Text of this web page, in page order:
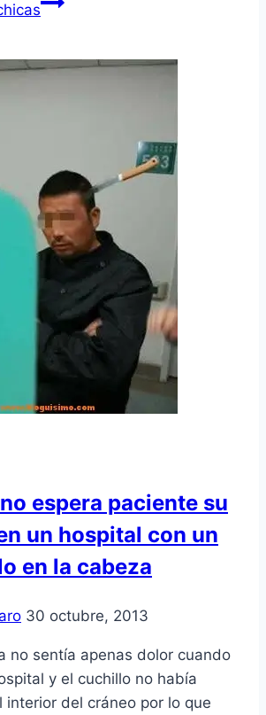
espera paciente su
un hospital con un
en la cabeza
30 octubre, 2013
no sentía apenas dolor cuando
y el cuchillo no había
interior del cráneo por lo que